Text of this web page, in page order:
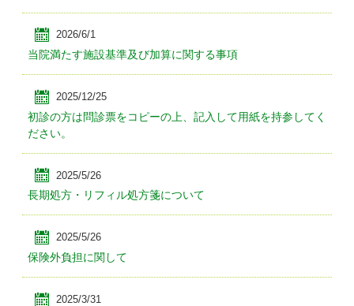
2026/6/1
当院満たす施設基準及び加算に関する事項
2025/12/25
初診の方は問診票をコピーの上、記入して用紙を持参してく
ださい。
2025/5/26
長期処方・リフィル処方箋について
2025/5/26
保険外負担に関して
2025/3/31